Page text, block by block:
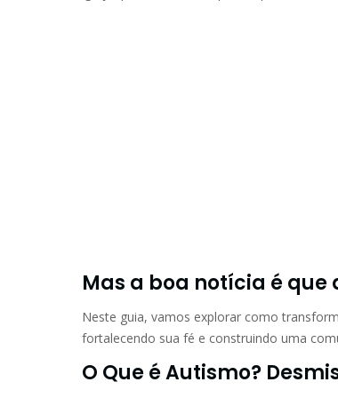
Mas a boa notícia é
Neste guia, vamos explorar como
fortalecendo sua fé e construindo uma
O Que é Autismo?